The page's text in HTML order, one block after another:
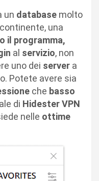
un database molto
una
il programma,
al servizio, non
uno dei server a
Potete avere sia
che basso
di Hidester VPN
nelle ottime